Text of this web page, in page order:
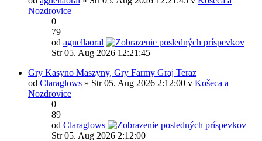
Nozdrovice
0
79
od agnellaoral
Str 05. Aug 2026 12:21:45
Gry Kasyno Maszyny, Gry Farmy Graj Teraz
od Claraglows » Str 05. Aug 2026 2:12:00 v Košeca a
Nozdrovice
0
89
od Claraglows
Str 05. Aug 2026 2:12:00